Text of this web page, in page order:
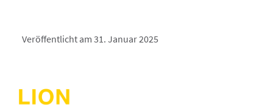
Veröffentlicht am 31. Januar 2025